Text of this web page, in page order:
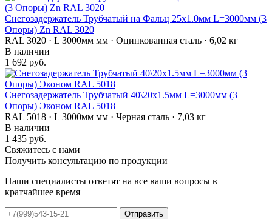
Снегозадержатель Трубчатый на Фальц 25х1.0мм L=3000мм (3
Опоры) Zn RAL 3020
RAL 3020 · L 3000мм мм · Оцинкованная сталь · 6,02 кг
В наличии
1 692 руб.
Снегозадержатель Трубчатый 40\20х1.5мм L=3000мм (3
Опоры) Эконом RAL 5018
RAL 5018 · L 3000мм мм · Черная сталь · 7,03 кг
В наличии
1 435 руб.
Свяжитесь с нами
Получить консультацию по продукции
Наши специалисты ответят на все ваши вопросы в
кратчайшее время